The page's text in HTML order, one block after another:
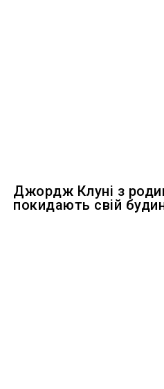
Джордж Клуні з
покидають свій